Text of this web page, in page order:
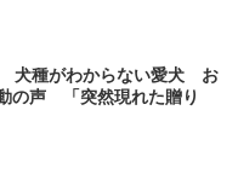
犬種がわからない愛犬 お
の声 「突然現れた贈り